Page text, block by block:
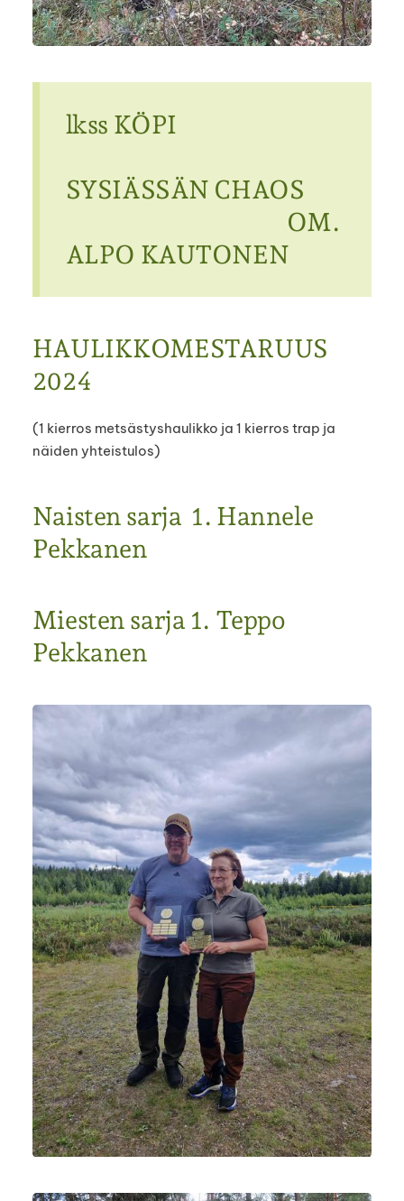
lkss KÖPI
SYSIÄSSÄN CHAOS
OM.
ALPO KAUTONEN
HAULIKKOMESTARUUS
2024
(1 kierros metsästyshaulikko ja 1 kierros trap ja
näiden yhteistulos)
Naisten sarja 1. Hannele
Pekkanen
Miesten sarja 1. Teppo
Pekkanen